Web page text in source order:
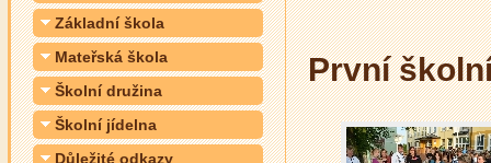
Základní škola
Mateřská škola
Školní družina
Školní jídelna
Důležité odkazy
První